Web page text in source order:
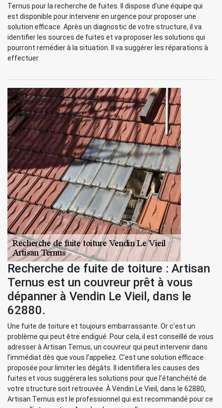
Ternus pour la recherche de fuites. Il dispose d’une équipe qui
est disponible pour intervenir en urgence pour proposer une
solution efficace. Après un diagnostic de votre structure, il va
identifier les sources de fuites et va proposer les solutions qui
pourront remédier à la situation. Il va suggérer les réparations à
effectuer.
Recherche de fuite de toiture : Artisan
Ternus est un couvreur prêt à vous
dépanner à Vendin Le Vieil, dans le
62880.
Une fuite de toiture et toujours embarrassante. Or c’est un
problème qui peut être endigué. Pour cela, il est conseillé de vous
adresser à Artisan Ternus, un couvreur qui peut intervenir dans
l’immédiat dès que vous l’appeliez. C’est une solution efficace
proposée pour limiter les dégâts. Il identifiera les causes des
fuites et vous suggérera les solutions pour que l’étanchéité de
votre structure soit retrouvée. À Vendin Le Vieil, dans le 62880,
Artisan Ternus est le professionnel qui est recommandé pour ce